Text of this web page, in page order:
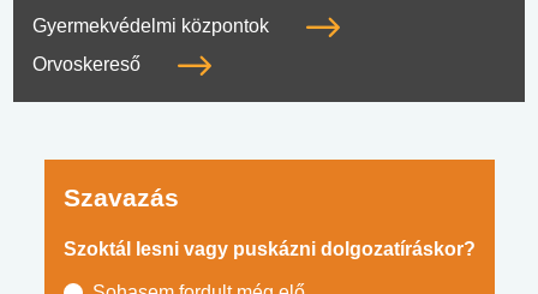
Gyermekvédelmi központok
Orvoskereső
Szavazás
Szoktál lesni vagy puskázni dolgozatíráskor?